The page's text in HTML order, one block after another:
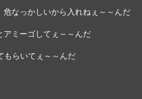
危なっかしいから入れねぇ～～んだ
アミーゴしてぇ～～んだ
もらいてぇ～～んだ